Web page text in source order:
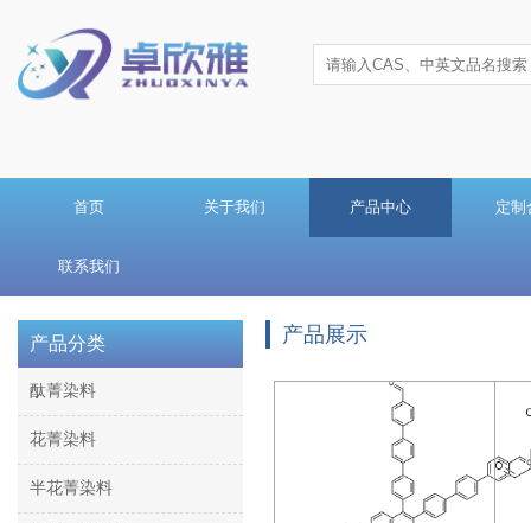
首页 关于我们 产品中心 定制
联系我们
产品分类
酞菁染料
花菁染料
半花菁染料
产品展示